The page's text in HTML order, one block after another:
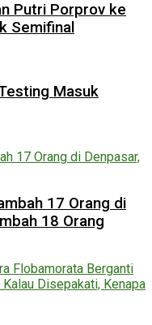
Putri Porprov ke
Semifinal
Masuk
17 Orang di
18 Orang